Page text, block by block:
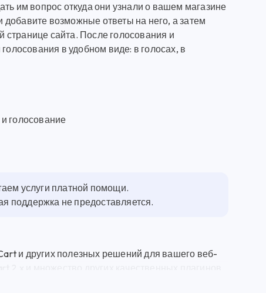
им вопрос откуда они узнали о вашем магазине
добавите возможные ответы на него, а затем
сайта. После голосования и
в удобном виде: в голосах, в
голосование
услуги платной помощи.
поддержка не предоставляется.
и других полезных решений для вашего веб-
2.x и множество других качественных плагинов
на Opencart 2.x - это мощный